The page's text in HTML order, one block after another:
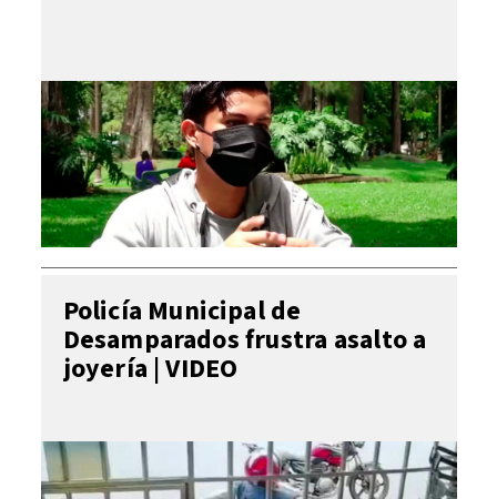
Policía Municipal de
Desamparados frustra asalto a
joyería | VIDEO